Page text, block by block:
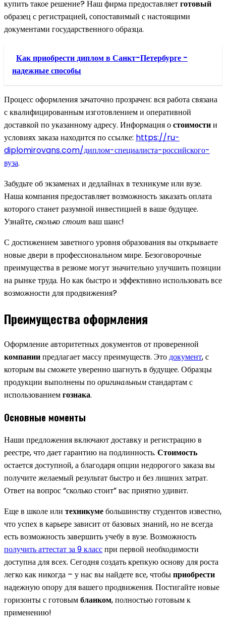
купить такое решение? Наш фирма предоставляетготовый
образец с регистрацией, сопоставимый с настоящими
документами государственного образца.
Как приобрести диплом в Санкт-Петербурге -
надежные способы
Процесс оформления зачаточно прозрачен: вся работа связана
с квалифицированным изготовлением и оперативной
доставкой по указанному адресу. Информация остоимостии
условиях заказа находится по ссылке: https://ru-
diplomirovans.com/диплом-специалиста-российского-
вуза.
Забудьте об экзаменах и дедлайнах в техникуме или вузе.
Наша компания предоставляет возможность заказать оплата
которого станет разумной инвестицией в ваше будущее.
Узнайте,сколько стоит ваш шанс!
С достижением заветного уровня образования вы открываете
новые двери в профессиональном мире. Безоговорочные
преимущества в резюме могут значительно улучшить позиции
на рынке труда. Но как быстро и эффективно использовать все
возможности для продвижения?
Преимущества оформления
Оформление авторитетных документов от проверенной
компаниипредлагает массу преимуществ. Этодокумент, с
которым вы сможете уверенно шагнуть в будущее. Образцы
продукции выполнены пооригинальнымстандартам с
использованиемгознака.
Основные моменты
Наши предложения включают доставку и регистрацию в
реестре, что дает гарантию на подлинность. Стоимость
остается доступной, а благодаря опции недорогого заказа вы
получите желаемый результат быстро и без лишних затрат.
Ответ на вопрос “сколько стоит” вас приятно удивит.
Еще в школе или техникумебольшинству студентов известно,
что успех в карьере зависит от базовых знаний, но не всегда
есть возможность завершить учебу в вузе. Возможность
получить аттестат за 9 класспри первой необходимости
доступна для всех. Сегодня создать крепкую основу для роста
легко как никогда – у нас вы найдете все, чтобыприобрести
надежную опору для вашего продвижения. Постигайте новые
горизонты с готовымбланком, полностью готовым к
применению!